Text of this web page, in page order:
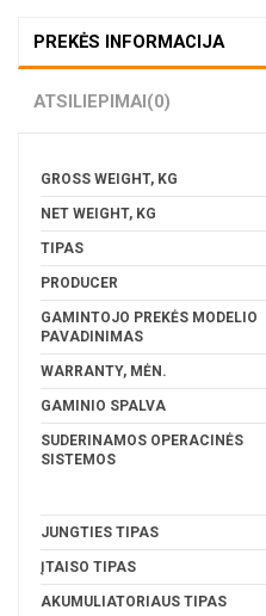
PREKĖS INFORMACIJA
ATSILIEPIMAI(0)
GROSS WEIGHT, KG
NET WEIGHT, KG
TIPAS
PRODUCER
GAMINTOJO PREKĖS MODELIO
PAVADINIMAS
WARRANTY, MĖN.
GAMINIO SPALVA
SUDERINAMOS OPERACINĖS
SISTEMOS
JUNGTIES TIPAS
ĮTAISO TIPAS
AKUMULIATORIAUS TIPAS